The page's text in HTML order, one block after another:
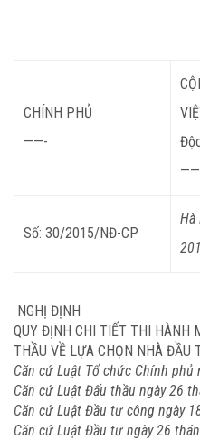
CHÍNH PHỦ
——-
Số: 30/2015/NĐ-CP
Hà
NGHỊ ĐỊNH
QUY ĐỊNH CHI TIẾT THI HÀNH
THẦU VỀ LỰA CHỌN NHÀ ĐẦU
Căn cứ Luật Tổ chức Chính
Căn cứ Luật Đấu thầu ngày 26
Căn cứ Luật Đầu tư công ngày
Căn cứ Luật Đầu tư ngày 26